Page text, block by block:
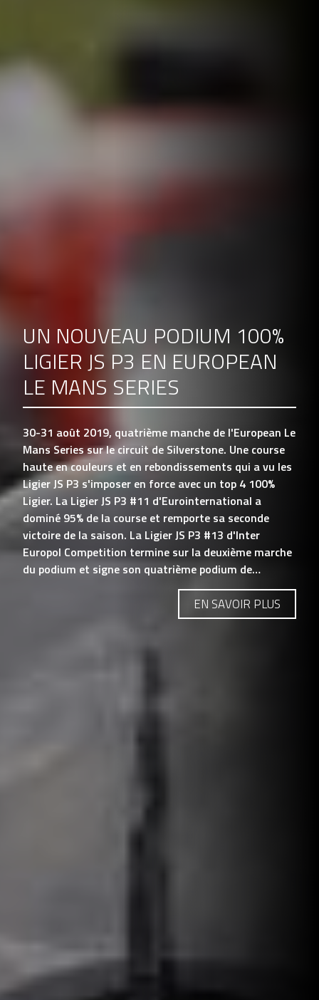
UN NOUVEAU PODIUM 100%
LIGIER JS P3 EN EUROPEAN
LE MANS SERIES
30-31 août 2019, quatrième manche de l'European Le
Mans Series sur le circuit de Silverstone. Une course
haute en couleurs et en rebondissements qui a vu les
Ligier JS P3 s'imposer en force avec un top 4 100%
Ligier. La Ligier JS P3 #11 d'Eurointernational a
dominé 95% de la course et remporte sa seconde
victoire de la saison. La Ligier JS P3 #13 d'Inter
Europol Competition termine sur la deuxième marche
du podium et signe son quatrième podium de…
EN SAVOIR PLUS